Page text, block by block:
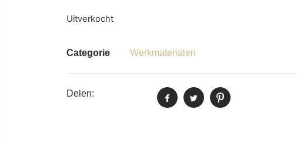
Uitverkocht
Categorie Werkmaterialen
Delen: